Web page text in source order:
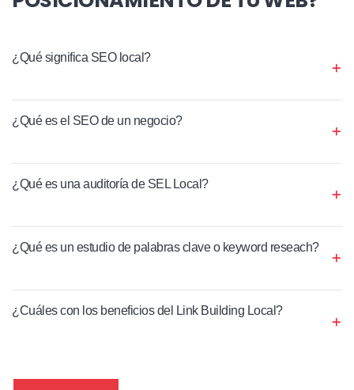
¿Qué significa SEO local?
¿Qué es el SEO de un negocio?
¿Qué es una auditoría de SEL Local?
¿Qué es un estudio de palabras clave o keyword reseach?
¿Cuáles con los beneficios del Link Building Local?